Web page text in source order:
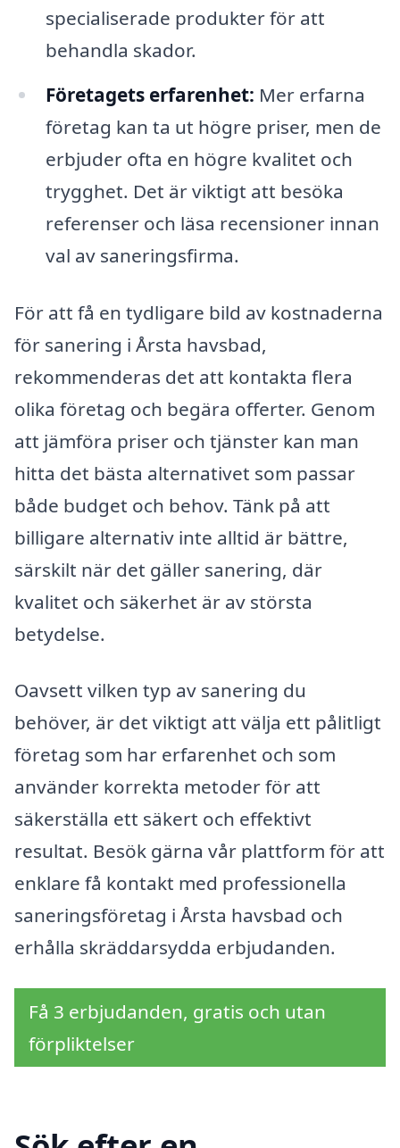
specialiserade produkter för att
behandla skador.
Företagets erfarenhet: Mer erfarna
företag kan ta ut högre priser, men de
erbjuder ofta en högre kvalitet och
trygghet. Det är viktigt att besöka
referenser och läsa recensioner innan
val av saneringsfirma.
För att få en tydligare bild av kostnaderna
för sanering i Årsta havsbad,
rekommenderas det att kontakta flera
olika företag och begära offerter. Genom
att jämföra priser och tjänster kan man
hitta det bästa alternativet som passar
både budget och behov. Tänk på att
billigare alternativ inte alltid är bättre,
särskilt när det gäller sanering, där
kvalitet och säkerhet är av största
betydelse.
Oavsett vilken typ av sanering du
behöver, är det viktigt att välja ett pålitligt
företag som har erfarenhet och som
använder korrekta metoder för att
säkerställa ett säkert och effektivt
resultat. Besök gärna vår plattform för att
enklare få kontakt med professionella
saneringsföretag i Årsta havsbad och
erhålla skräddarsydda erbjudanden.
Få 3 erbjudanden, gratis och utan
förpliktelser